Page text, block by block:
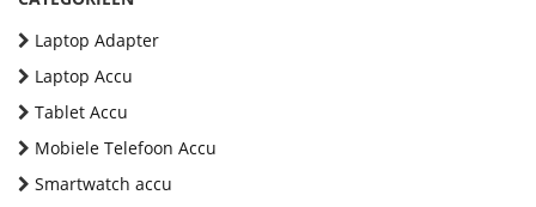
Laptop Adapter
Laptop Accu
Tablet Accu
Mobiele Telefoon Accu
Smartwatch accu